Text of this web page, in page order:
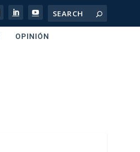
OPINIÓN